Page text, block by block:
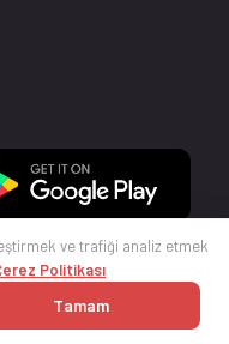
ve trafiği analiz etmek
Politikası
Tamam